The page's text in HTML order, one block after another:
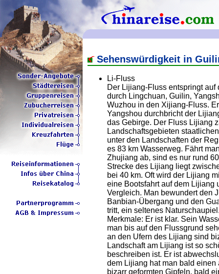
Sehenswürdigkeit in
Li-Fluss
Der Lijiang-Fluss entspringt
durch Lingchuan, Guilin,
Wuzhou in den Xijiang-Fluss.
Yangshou durchbricht der
das Gebirge. Der Fluss Lijiang
Landschaftsgebieten
unter den Landschaften der
es 83 km Wasserweg. Fährt
Zhujiang ab, sind es nur rund
Strecke des Lijiang liegt
bei 40 km. Oft wird der Lijiang
eine Bootsfahrt auf dem Lijiang
Vergleich. Man bewundert den
Banbian-Übergang und den
tritt, ein seltenes
Merkmale: Er ist klar. Sein
man bis auf den Flussgrund
an den Ufern des Lijiang sind
Landschaft am Lijiang ist so
beschreiben ist. Er ist
dem Lijiang hat man bald
bizarr geformten Gipfeln, bald